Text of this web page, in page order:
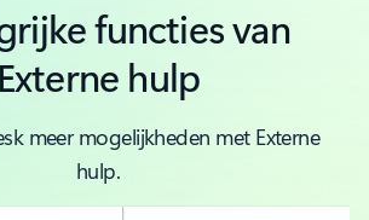
functies van
Externe hulp
meer mogelijkheden met Externe
hulp.